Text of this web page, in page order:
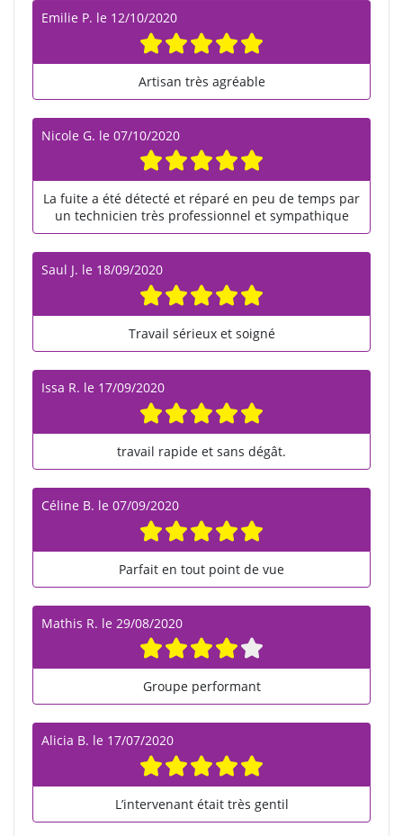
Emilie P. le 12/10/2020
Artisan très agréable
Nicole G. le 07/10/2020
La fuite a été détecté et réparé en peu de temps par
un technicien très professionnel et sympathique
Saul J. le 18/09/2020
Travail sérieux et soigné
Issa R. le 17/09/2020
travail rapide et sans dégât.
Céline B. le 07/09/2020
Parfait en tout point de vue
Mathis R. le 29/08/2020
Groupe performant
Alicia B. le 17/07/2020
L’intervenant était très gentil